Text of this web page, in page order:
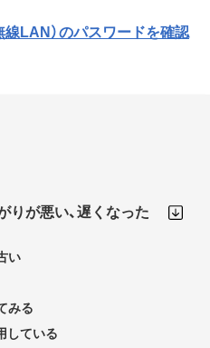
線LAN）のパスワードを確認
りが悪い、遅くなった
い
みる
している